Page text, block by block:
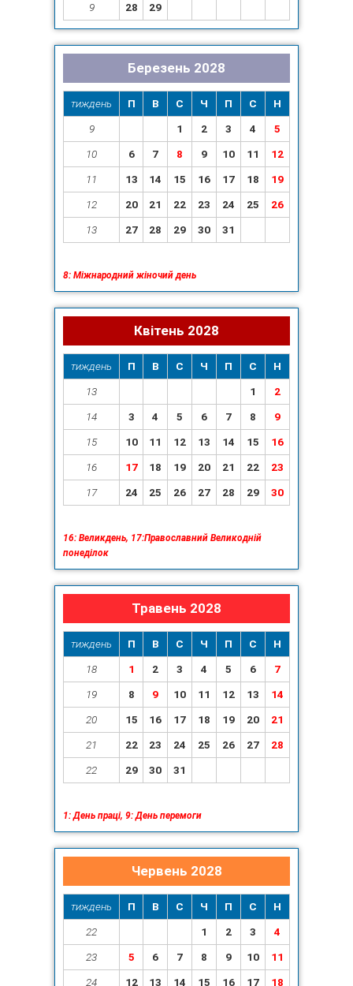
9
28 29
Березень 2028
тиждень П В С Ч П С
Н
9
1 2 3 4
5
10
6 7 8 9 10 11
12
11
13 14 15 16 17 18
19
12
20 21 22 23 24 25
26
13
27 28 29 30 31
8: Міжнародний жіночий день
Квітень 2028
тиждень П В С Ч П С
Н
13
1
2
14
3 4 5 6 7 8
9
15
10 11 12 13 14 15
16
16
17 18 19 20 21 22
23
17
24 25 26 27 28 29 30
16: Великдень, 17:Православний Великодній
понеділок
Травень 2028
тиждень П В С Ч П С
Н
18
1 2 3 4 5 6
7
19
8 9 10 11 12 13
14
20
15 16 17 18 19 20
21
21
22 23 24 25 26 27
28
22
29 30 31
1: День праці, 9: День перемоги
Червень 2028
тиждень П В С Ч П С
Н
22
1 2 3
4
23
5 6 7 8 9 10
11
24
12 13 14 15 16 17 18